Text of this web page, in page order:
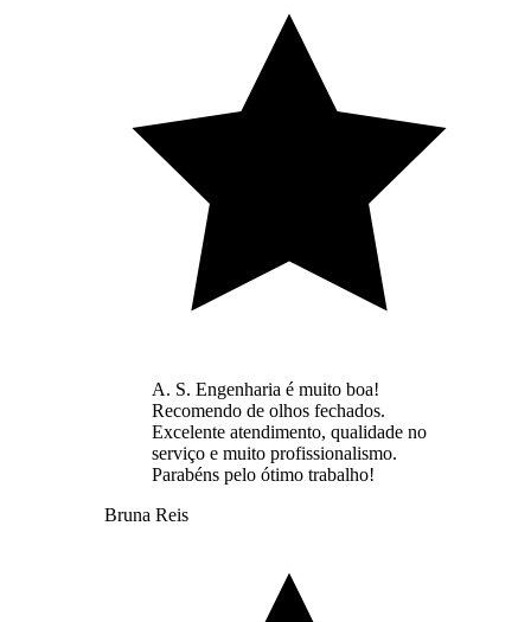
A. S. Engenharia é muito boa!
Recomendo de olhos fechados.
Excelente atendimento, qualidade no
serviço e muito profissionalismo.
Parabéns pelo ótimo trabalho!
Bruna Reis